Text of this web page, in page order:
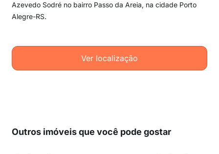
Azevedo Sodré no bairro Passo da Areia, na cidade Porto
Alegre-RS.
Ver localização
Outros imóveis que você pode gostar